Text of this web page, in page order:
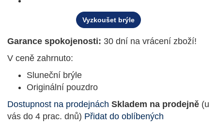
Vyzkoušet brýle
Garance spokojenosti: 30 dní na vrácení zboží!
V ceně zahrnuto:
Sluneční brýle
Originální pouzdro
Dostupnost na prodejnách Skladem na prodejně (u
vás do 4 prac. dnů) Přidat do oblíbených